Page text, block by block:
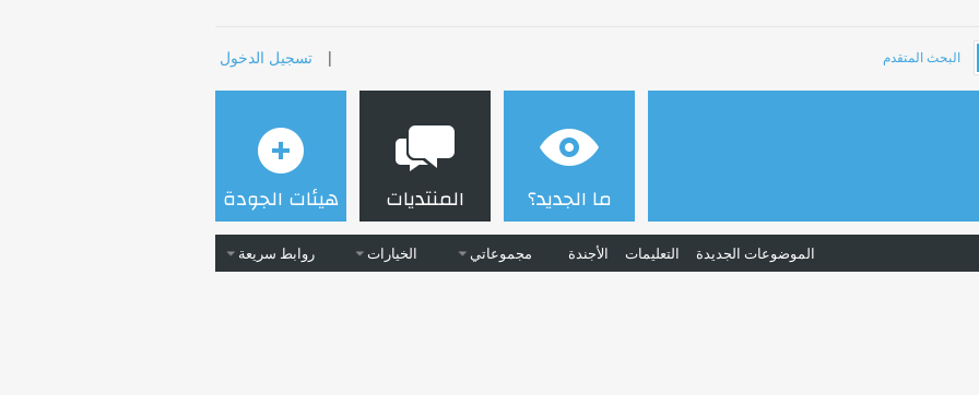
البحث المتقدم | تسجيل الدخول
ما الجديد؟ المنتديات
الموضوعات الجديدة التعليمات الأجندة مجموعاتي الخيارات روابط سريعة
هيئات الجودة